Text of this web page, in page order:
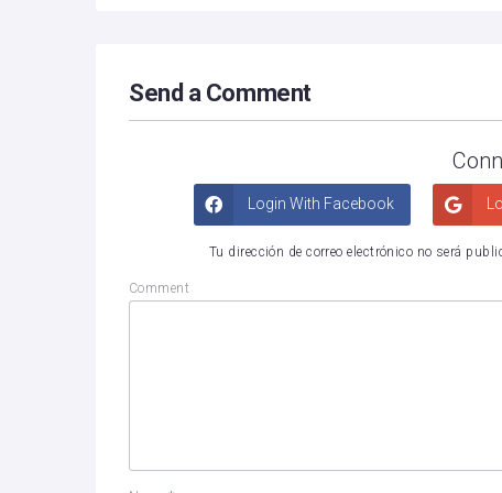
Send a Comment
Login With Facebook
Tu dirección de correo electrónico no será
Comment